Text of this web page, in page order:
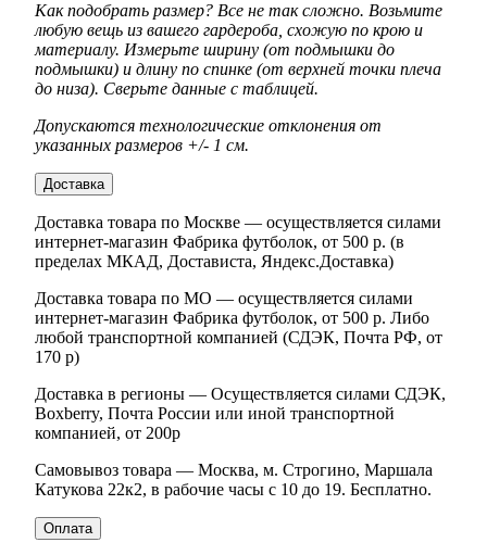
Как подобрать размер? Все не так сложно. Возьмите
любую вещь из вашего гардероба, схожую по крою и
материалу. Измерьте ширину (от подмышки до
подмышки) и длину по спинке (от верхней точки плеча
до низа). Сверьте данные с таблицей.
Допускаются технологические отклонения от
указанных размеров +/- 1 см.
Доставка
Доставка товара по Москве — осуществляется силами
интернет-магазин Фабрика футболок, от 500 р. (в
пределах МКАД, Достависта, Яндекс.Доставка)
Доставка товара по МО — осуществляется силами
интернет-магазин Фабрика футболок, от 500 р. Либо
любой транспортной компанией (СДЭК, Почта РФ, от
170 р)
Доставка в регионы — Осуществляется силами СДЭК,
Boxberry, Почта России или иной транспортной
компанией, от 200р
Самовывоз товара — Москва, м. Строгино, Маршала
Катукова 22к2, в рабочие часы с 10 до 19. Бесплатно.
Оплата